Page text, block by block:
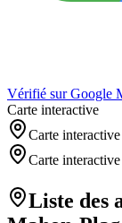
Vérifié sur Google
Carte interactive
Carte interactive
Carte interactive
Liste des